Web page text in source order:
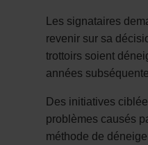
Les signataires
revenir sur sa
trottoirs soient
années
Des initiatives
problèmes causés
méthode de